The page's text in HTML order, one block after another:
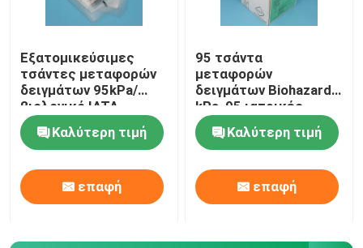
Εξατομικεύσιμες
τσάντες μεταφορών
δειγμάτων 95kPa/
βιολογικό IATA
τσαντών κινδύνου
εγκεκριμένες
Καλύτερη τιμή
επαφή
95 τσάντα
μεταφορών
δειγμάτων Biohazard
kPa, 95 ιατρικές
τσάντες μεταφοράς
KPa Καλύτερη τιμή
επαφή